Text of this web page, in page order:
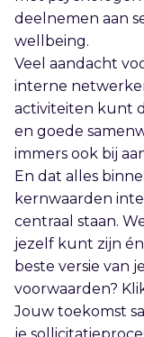
deelnemen aan
wellbeing.
Veel aandacht
interne
activiteiten kunt
en goede
immers ook bij
En dat alles
kernwaarden
centraal staan.
jezelf kunt zijn
beste versie van
voorwaarden?
Jouw toekomst